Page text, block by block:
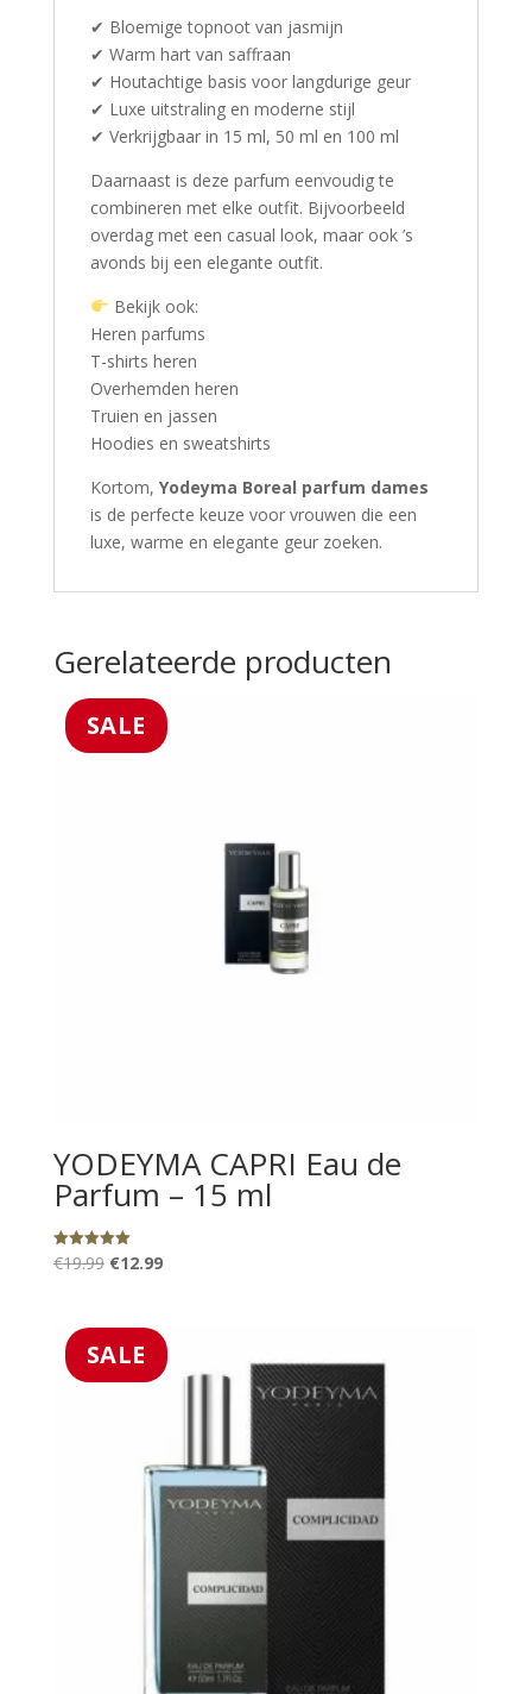
✔ Bloemige topnoot van jasmijn
✔ Warm hart van saffraan
✔ Houtachtige basis voor langdurige geur
✔ Luxe uitstraling en moderne stijl
✔ Verkrijgbaar in 15 ml, 50 ml en 100 ml
Daarnaast is deze parfum eenvoudig te
combineren met elke outfit. Bijvoorbeeld
overdag met een casual look, maar ook ’s
avonds bij een elegante outfit.
Bekijk ook:
Heren parfums
T-shirts heren
Overhemden heren
Truien en jassen
Hoodies en sweatshirts
Kortom, Yodeyma Boreal parfum dames
is de perfecte keuze voor vrouwen die een
luxe, warme en elegante geur zoeken.
Gerelateerde producten
SALE
YODEYMA CAPRI Eau de
Parfum – 15 ml
Gewaardeerd
5.00
€19.99 Oorspronkelijke
€19.99.
€12.99Huidige
€12.99.
SALE